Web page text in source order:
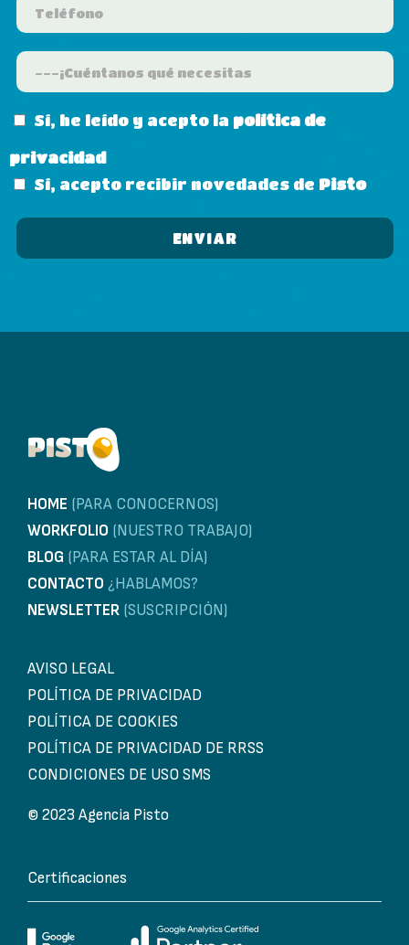
Sí, he leído y acepto la política de
privacidad
Sí, acepto recibir novedades de Pisto
HOME (PARA CONOCERNOS)
WORKFOLIO (NUESTRO TRABAJO)
BLOG (PARA ESTAR AL DÍA)
CONTACTO ¿HABLAMOS?
NEWSLETTER (SUSCRIPCIÓN)
AVISO LEGAL
POLÍTICA DE PRIVACIDAD
POLÍTICA DE COOKIES
POLÍTICA DE PRIVACIDAD DE RRSS
CONDICIONES DE USO SMS
© 2023 Agencia Pisto
Certificaciones